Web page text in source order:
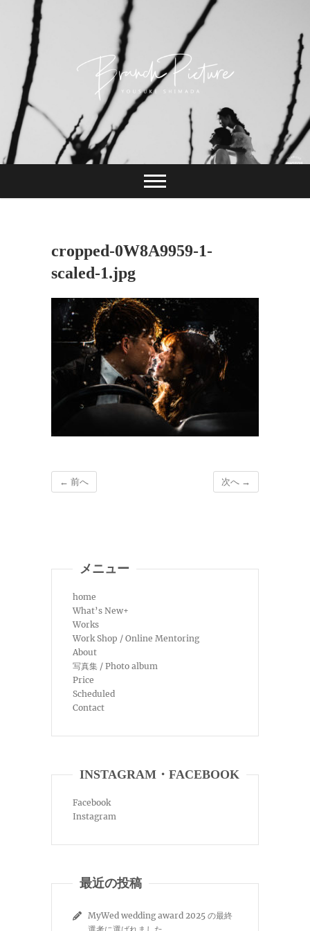
content
ブランチピクチャ
ー 嶋田陽介
長崎 カメラマン
cropped-0W8A9959-1-
scaled-1.jpg
← 前へ 次へ →
メニュー
home
What’s New+
Works
Work Shop / Online Mentoring
About
写真集 / Photo album
Price
Scheduled
Contact
INSTAGRAM・FACEBOOK
Facebook
Instagram
最近の投稿
MyWed wedding award 2025 の最終